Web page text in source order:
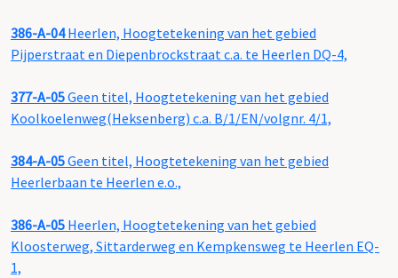
386-A-04Heerlen, Hoogtetekening van het gebied
Pijperstraat en Diepenbrockstraat c.a. te Heerlen DQ-4,
377-A-05Geen titel, Hoogtetekening van het gebied
Koolkoelenweg(Heksenberg) c.a. B/1/EN/volgnr. 4/1,
384-A-05Geen titel, Hoogtetekening van het gebied
Heerlerbaan te Heerlen e.o.,
386-A-05 Heerlen, Hoogtetekening van het gebied
Kloosterweg, Sittarderweg en Kempkensweg te Heerlen EQ-
1,